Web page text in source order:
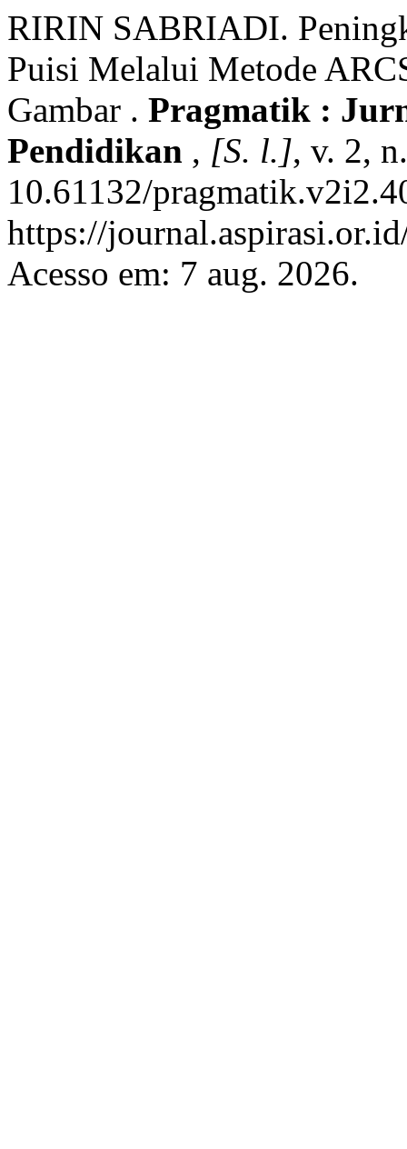
RIRIN SABRIADI.
Puisi Melalui Metode
Gambar . Pragmatik :
Pendidikan , [S. l.], v. 2,
10.61132/
https://
Acesso em: 7 aug. 2026.